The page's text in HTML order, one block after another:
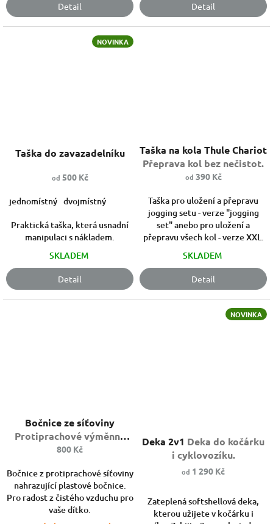
Detail Detail
NOVINKA
hodnocení
je
z
hvězdiček.
Taška do zavazadelníku
od 500 Kč
jednomístný dvojmístný
Praktická taška, která usnadní
manipulaci s nákladem.
SKLADEM
Detail
Taška na kola Thule Chariot
Přeprava kol bez nečistot.
od 390 Kč
Taška pro uložení a přepravu
jogging setu - verze "jogging
set" anebo pro uložení a
přepravu všech kol - verze XXL.
SKLADEM
Detail
Bočnice ze síťoviny
Protiprachové výměnné
bočnice
800 Kč
Bočnice z protiprachové síťoviny
nahrazující plastové bočnice.
Pro radost z čistého vzduchu pro
vaše dítko.
NOVINKA
hodnocení
produktu
je
5,0
5
hvězdiček.
Deka 2v1 Deka do kočárku
i cyklovozíku.
od 1 290 Kč
Zateplená softshellová deka,
kterou užijete v kočárku i